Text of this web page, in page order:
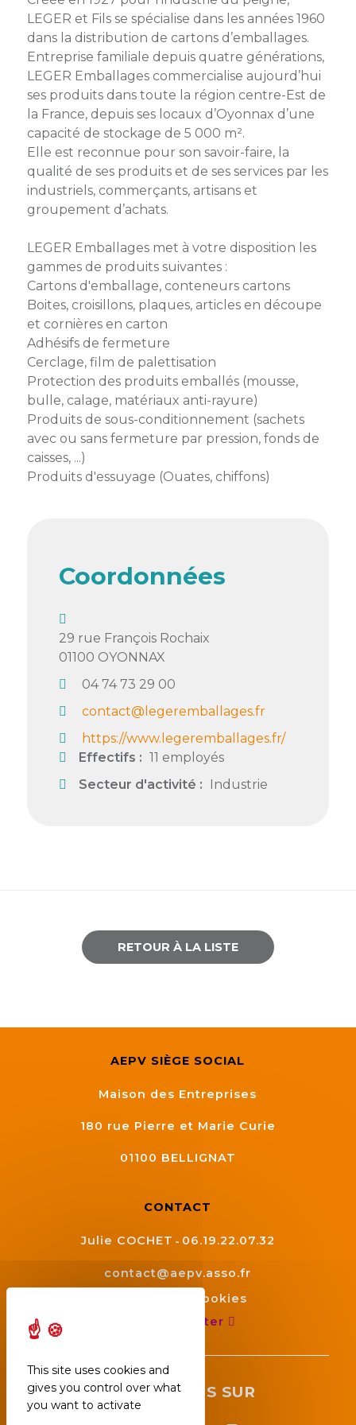
Ateliers
AEPV
Club
de
managers
intermédiaires
AEPV
au
féminin
Defi
sportif
inter-
entreprises
Semaine
de
l’industrie
et
salons
Agenda
Actualité
membres
Kit
de
l’adhérent
Bâtiment
Services
Dispositifs
partenaires
Offres
privilèges
Proposer
une
offre
CONTACT
LEGER et Fils se spécialise dans les années 1960
dans la distribution de cartons d’emballages.
Entreprise familiale depuis quatre générations,
LEGER Emballages commercialise aujourd’hui
ses produits dans toute la région centre-Est de
la France, depuis ses locaux d’Oyonnax d’une
capacité de stockage de 5 000 m².
Elle est reconnue pour son savoir-faire, la
qualité de ses produits et de ses services par les
industriels, commerçants, artisans et
groupement d’achats.
LEGER Emballages met à votre disposition les
gammes de produits suivantes :
Cartons d'emballage, conteneurs cartons
Boites, croisillons, plaques, articles en découpe
et cornières en carton
Adhésifs de fermeture
Cerclage, film de palettisation
Protection des produits emballés (mousse,
bulle, calage, matériaux anti-rayure)
Produits de sous-conditionnement (sachets
avec ou sans fermeture par pression, fonds de
caisses, ...)
Produits d'essuyage (Ouates, chiffons)
Coordonnées
29 rue François Rochaix
01100 OYONNAX
04 74 73 29 00
contact@legeremballages.fr
https://www.legeremballages.fr/
Effectifs : 11 employés
Secteur d'activité : Industrie
RETOUR À LA LISTE
AEPV SIÈGE SOCIAL
Maison des Entreprises
180 rue Pierre et Marie Curie
01100 BELLIGNAT
CONTACT
Julie COCHET 06.19.22.07.32
contact@aepv.asso.fr
Gestion des cookies
Nous contacter
SUIVEZ NOUS SUR
This site uses cookies and
gives you control over what
you want to activate